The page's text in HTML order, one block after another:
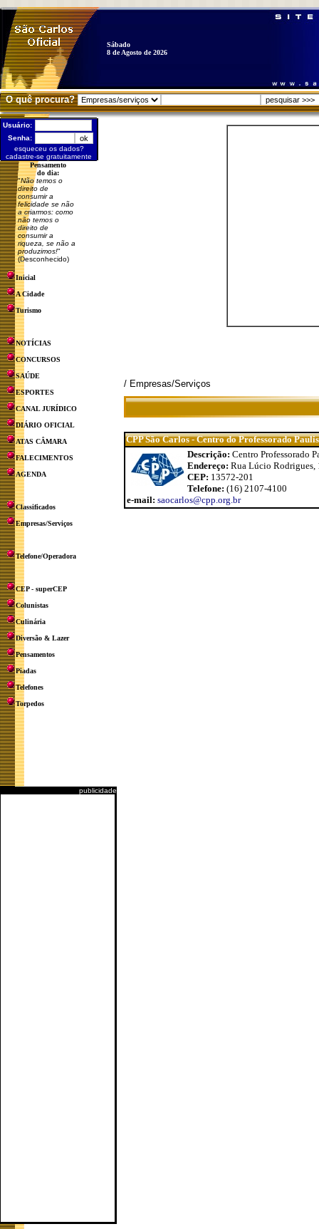
Sábado
8 de Agosto de 2026
O quê procura?
Usuário:
Senha:
esqueceu os dados?
cadastre-se gratuitamente
Pensamento
do dia:
"Não temos o
direito de
consumir a
felicidade se não
a criarmos: como
não temos o
direito de
consumir a
riqueza, se não a
produzimos!"
(Desconhecido)
Inicial
A Cidade
Turismo
NOTÍCIAS
CONCURSOS
SAÚDE
ESPORTES
CANAL JURÍDICO
DIÁRIO OFICIAL
ATAS CÂMARA
FALECIMENTOS
AGENDA
Classificados
Empresas/Serviços
Telefone/Operadora
CEP - superCEP
Colunistas
Culinária
Diversão & Lazer
Pensamentos
Piadas
Telefones
Torpedos
publicidade
/ Empresas/Serviços
CPP São Carlos - Centro do Professorado
Descrição: Centro Professorado
Endereço: Rua Lúcio Rodrigues,
CEP: 13572-201
Telefone: (16) 2107-4100
e-mail: saocarlos@cpp.org.br